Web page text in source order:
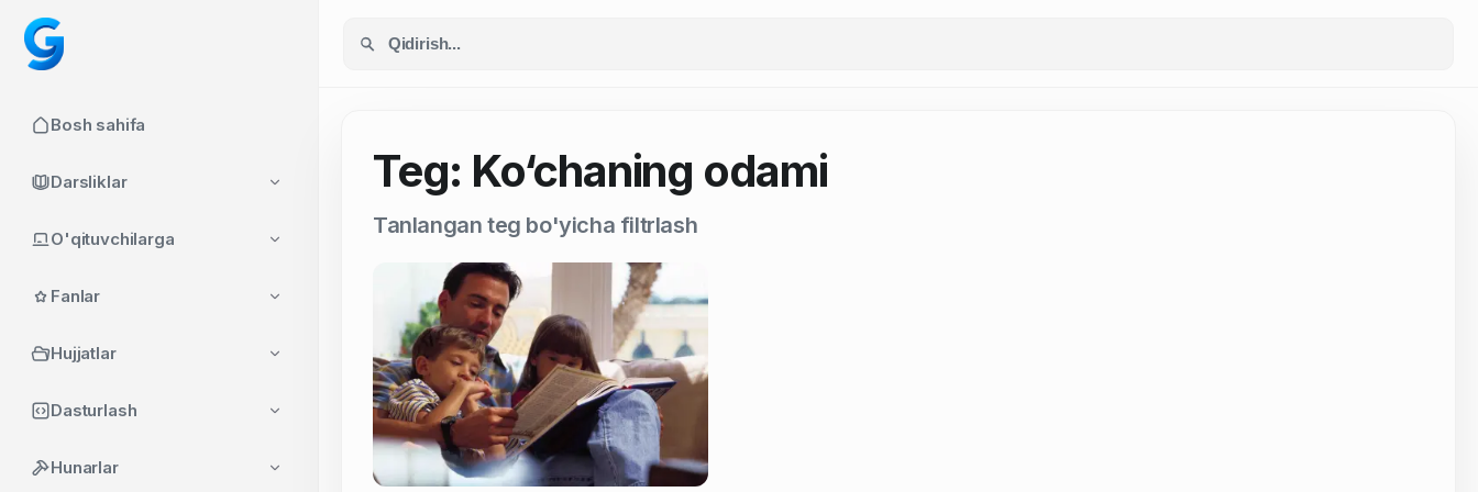
Bosh sahifa
Darsliklar
O'qituvchilarga
Fanlar
Hujjatlar
Dasturlash
Hunarlar
Teg: Ko‘chaning odami
Tanlangan teg bo'yicha filtrlash